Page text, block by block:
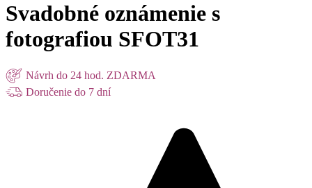
Svadobné oznámenie s
fotografiou SFOT31
Návrh do 24 hod. ZDARMA
Doručenie do 7 dní